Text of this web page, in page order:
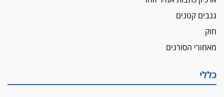
שנחשף בפעילות בלשים בטלגרם
עו"ד שרון נהרי חיתן את בנו הבכור דניאל
גנבים קטנים
חוק
מאחורי הסורגים
כללי